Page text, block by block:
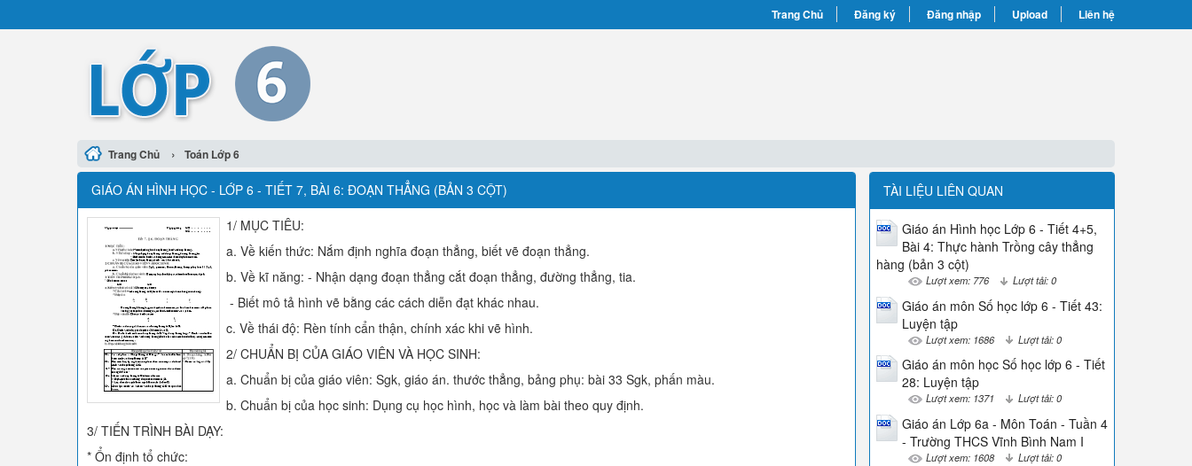
Trang Chủ Đăng ký Đăng nhập Upload Liên hệ
Trang Chủ › Toán Lớp 6
GIÁO ÁN HÌNH HỌC - LỚP 6 - TIẾT 7, BÀI 6: ĐOẠN THẲNG (BẢN 3 CỘT)
1/ MỤC TIÊU:
a. Về kiến thức: Nắm định nghĩa đoạn thẳng, biết vẽ đoạn thẳng.
b. Về kĩ năng: - Nhận dạng đoạn thẳng cắt đoạn thẳng, đường thẳng, tia.
- Biết mô tả hình vẽ bằng các cách diễn đạt khác nhau.
c. Về thái độ: Rèn tính cẩn thận, chính xác khi vẽ hình.
2/ CHUẨN BỊ CỦA GIÁO VIÊN VÀ HỌC SINH:
a. Chuẩn bị của giáo viên: Sgk, giáo án. thước thẳng, bảng phụ: bài 33 Sgk, phấn màu.
b. Chuẩn bị của học sinh: Dụng cụ học hình, học và làm bài theo quy định.
3/ TIẾN TRÌNH BÀI DẠY:
* Ổn định tổ chức:
TÀI LIỆU LIÊN QUAN
Giáo án Hình học Lớp 6 - Tiết 4+5,
Bài 4: Thực hành Trồng cây thẳng
hàng (bản 3 cột)
Lượt xem: 776 Lượt tải: 0
Giáo án môn Số học lớp 6 - Tiết 43:
Luyện tập
Lượt xem: 1686 Lượt tải: 0
Giáo án môn học Số học lớp 6 - Tiết
28: Luyện tập
Lượt xem: 1371 Lượt tải: 0
Giáo án Lớp 6a - Môn Toán - Tuần 4
- Trường THCS Vĩnh Bình Nam I
Lượt xem: 1608 Lượt tải: 0